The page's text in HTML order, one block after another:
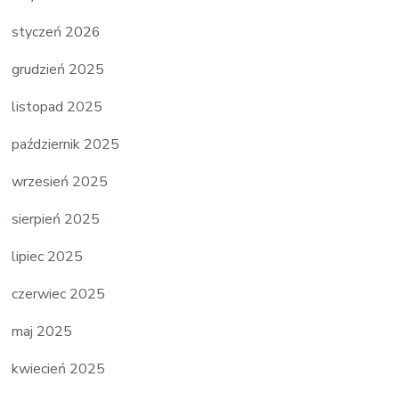
styczeń 2026
grudzień 2025
listopad 2025
październik 2025
wrzesień 2025
sierpień 2025
lipiec 2025
czerwiec 2025
maj 2025
kwiecień 2025